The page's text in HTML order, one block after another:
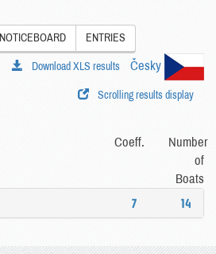
NOTICEBOARD ENTRIES
Česky
Download XLS results
Scrolling results display
Coeff.
Number
of
Boats
7 14